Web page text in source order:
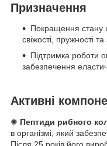
Призначення
Покращення стану
свіжості, пружності
Підтримка роботи
забезпечення
Активні
✺ Пептиди рибного
в організмі, який